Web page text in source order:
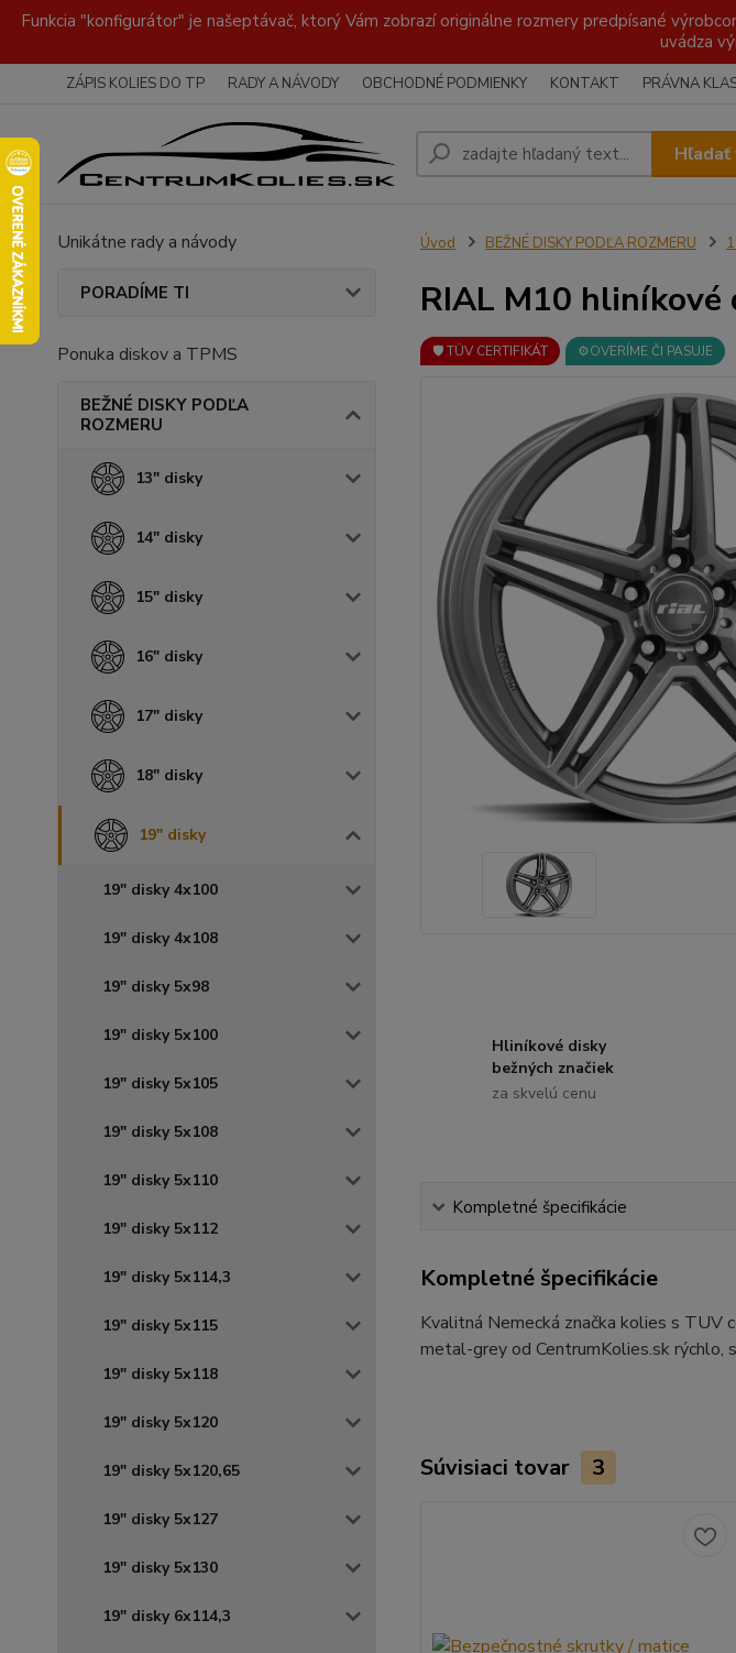
Funkcia "konfigurátor" je našeptávač, ktorý Vám zobrazí originálne rozmery predpísané
uvádza
ZÁPIS KOLIES DO TP RADY A NÁVODY OBCHODNÉ PODMIENKY KONTAKT PRÁVNA
Hľadať
Unikátne rady a návody
PORADÍME TI
Ponuka diskov a TPMS
BEŽNÉ DISKY PODĽA
ROZMERU
13" disky
14" disky
15" disky
16" disky
17" disky
18" disky
19" disky
19" disky 4x100
19" disky 4x108
19" disky 5x98
19" disky 5x100
19" disky 5x105
19" disky 5x108
19" disky 5x110
19" disky 5x112
19" disky 5x114,3
19" disky 5x115
19" disky 5x118
19" disky 5x120
19" disky 5x120,65
19" disky 5x127
19" disky 5x130
19" disky 6x114,3
Úvod BEŽNÉ DISKY PODĽA ROZMERU
RIAL M10
🛡️ TÜV CERTIFIKÁT ⚙️OVERÍME ČI PASUJE
Hliníkové disky
bežných značiek
za skvelú cenu
Kompletné špecifikácie
Kompletné špecifikácie
Kvalitná Nemecká značka kolies s
metal-grey od CentrumKolies.sk rýchlo,
Súvisiaci tovar 3